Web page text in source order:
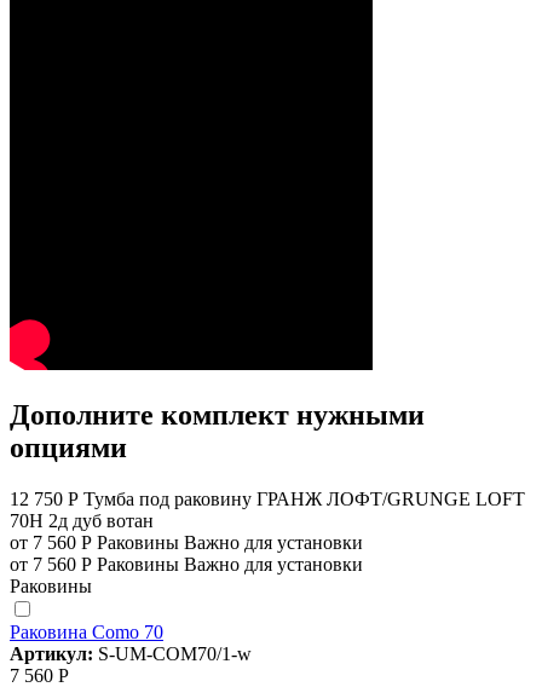
Дополните комплект нужными
опциями
12 750 Р Тумба под раковину ГРАНЖ ЛОФТ/GRUNGE LOFT
70Н 2д дуб вотан
от 7 560 Р Раковины Важно для установки
от 7 560 Р Раковины Важно для установки
Раковины
Раковина Como 70
Артикул: S-UM-COM70/1-w
7 560 Р